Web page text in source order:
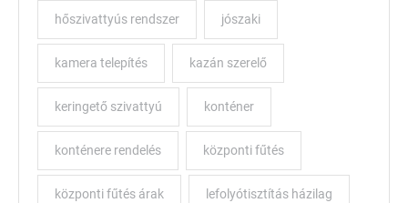
hőszivattyús rendszer jószaki
kamera telepítés kazán szerelő
keringető szivattyú konténer
konténere rendelés központi fűtés
központi fűtés árak lefolyótisztítás házilag